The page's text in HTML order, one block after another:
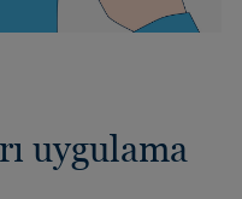
uygulama